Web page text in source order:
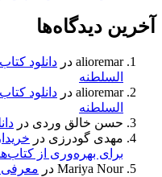
آخرین دیدگاه‌ها
alioremar در دانلود
السلطنه
alioremar در دانلود
السلطنه
حسن خالق وردی در
مهدی گودرزی در
برای بهره‌وری از
Mariya Nour در